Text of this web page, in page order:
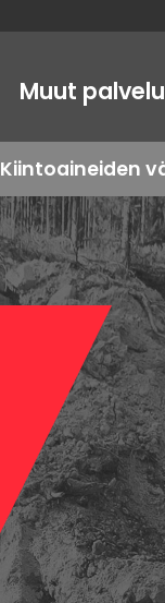
Muut
Kiintoaineiden